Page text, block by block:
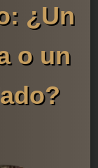
¿Un
o un